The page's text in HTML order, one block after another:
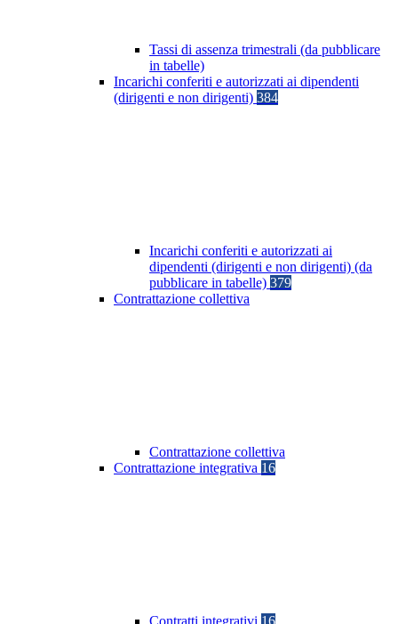
Tassi di assenza trimestrali (da pubblicare
in tabelle)
Incarichi conferiti e autorizzati ai dipendenti
(dirigenti e non dirigenti) 384
Incarichi conferiti e autorizzati ai
dipendenti (dirigenti e non dirigenti) (da
pubblicare in tabelle) 379
Contrattazione collettiva
Contrattazione collettiva
Contrattazione integrativa 16